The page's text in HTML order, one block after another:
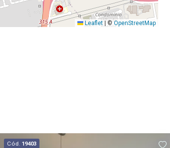
Leaflet ©OpenStreetMap
Cód. 19403